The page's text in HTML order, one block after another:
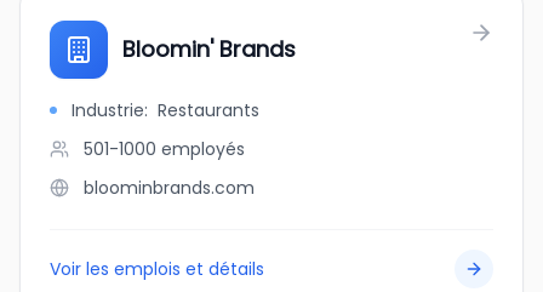
Bloomin' Brands
Industrie: Restaurants
501-1000 employés
bloominbrands.com
Voir les emplois et détails